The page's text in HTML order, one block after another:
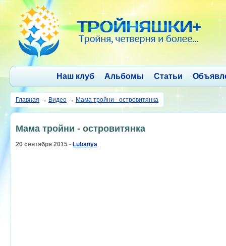
Наш клуб Альбомы Статьи
Главная → Видео → Мама тройни - островитянка
Мама тройни - островитянка
20 сентября 2015 - Lubanya